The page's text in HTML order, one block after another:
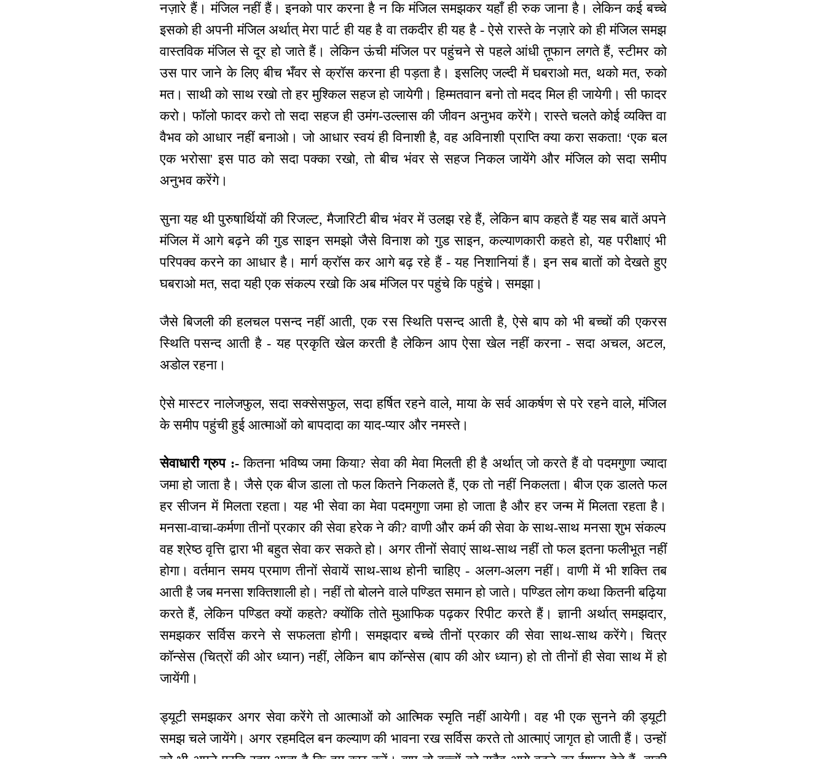
नज़ारे हैं। मंजिल नहीं हैं। इनको पार करना है न कि मंजिल समझकर यहाँ ही रुक जाना है। लेकिन कई बच्चे
इसको ही अपनी मंजिल अर्थात् मेरा पार्ट ही यह है वा तकदीर ही यह है - ऐसे रास्ते के नज़ारे को ही मंजिल समझ
वास्तविक मंजिल से दूर हो जाते हैं। लेकिन ऊंची मंजिल पर पहुंचने से पहले आंधी त़ूफान लगते हैं, स्टीमर को
उस पार जाने के लिए बीच भँवर से क्रॉस करना ही पड़ता है। इसलिए जल्दी में घबराओ मत, थको मत, रुको
मत। साथी को साथ रखो तो हर मुश्किल सहज हो जायेगी। हिम्मतवान बनो तो मदद मिल ही जायेगी। सी फादर
करो। फॉलो फादर करो तो सदा सहज ही उमंग-उल्लास की जीवन अनुभव करेंगे। रास्ते चलते कोई व्यक्ति वा
वैभव को आधार नहीं बनाओ। जो आधार स्वयं ही विनाशी है, वह अविनाशी प्राप्ति क्या करा सकता! ‘एक बल
एक भरोसा' इस पाठ को सदा पक्का रखो, तो बीच भंवर से सहज निकल जायेंगे और मंजिल को सदा समीप
अनुभव करेंगे।
सुना यह थी पुरुषार्थियों की रिजल्ट, मैजारिटी बीच भंवर में उलझ रहे हैं, लेकिन बाप कहते हैं यह सब बातें अपने
मंजिल में आगे बढ़ने की गुड साइन समझो जैसे विनाश को गुड साइन, कल्याणकारी कहते हो, यह परीक्षाएं भी
परिपक्व करने का आधार है। मार्ग क्रॉस कर आगे बढ़ रहे हैं - यह निशानियां हैं। इन सब बातों को देखते हुए
घबराओ मत, सदा यही एक संकल्प रखो कि अब मंजिल पर पहुंचे कि पहुंचे। समझा।
जैसे बिजली की हलचल पसन्द नहीं आती, एक रस स्थिति पसन्द आती है, ऐसे बाप को भी बच्चों की एकरस
स्थिति पसन्द आती है - यह प्रकृति खेल करती है लेकिन आप ऐसा खेल नहीं करना - सदा अचल, अटल,
अडोल रहना।
ऐसे मास्टर नालेजफुल, सदा सक्सेसफुल, सदा हर्षित रहने वाले, माया के सर्व आकर्षण से परे रहने वाले, मंजिल
के समीप पहुंची हुई आत्माओं को बापदादा का याद-प्यार और नमस्ते।
सेवाधारी ग्रुप :-कितना भविष्य जमा किया? सेवा की मेवा मिलती ही है अर्थात् जो करते हैं वो पदमगुणा ज्यादा
जमा हो जाता है। जैसे एक बीज डाला तो फल कितने निकलते हैं, एक तो नहीं निकलता। बीज एक डालते फल
हर सीजन में मिलता रहता। यह भी सेवा का मेवा पदमगुणा जमा हो जाता है और हर जन्म में मिलता रहता है।
मनसा-वाचा-कर्मणा तीनों प्रकार की सेवा हरेक ने की? वाणी और कर्म की सेवा के साथ-साथ मनसा शुभ संकल्प
वह श्रेष्ठ वृत्ति द्वारा भी बहुत सेवा कर सकते हो। अगर तीनों सेवाएं साथ-साथ नहीं तो फल इतना फलीभूत नहीं
होगा। वर्तमान समय प्रमाण तीनों सेवायें साथ-साथ होनी चाहिए - अलग-अलग नहीं। वाणी में भी शक्ति तब
आती है जब मनसा शक्तिशाली हो। नहीं तो बोलने वाले पण्डित समान हो जाते। पण्डित लोग कथा कितनी बढ़िया
करते हैं, लेकिन पण्डित क्यों कहते? क्योंकि तोते मुआफिक पढ़कर रिपीट करते हैं। ज्ञानी अर्थात् समझदार,
समझकर सर्विस करने से सफलता होगी। समझदार बच्चे तीनों प्रकार की सेवा साथ-साथ करेंगे। चित्र
कॉन्सेस (चित्रों की ओर ध्यान) नहीं, लेकिन बाप कॉन्सेस (बाप की ओर ध्यान) हो तो तीनों ही सेवा साथ में हो
जायेंगी।
ड्यूटी समझकर अगर सेवा करेंगे तो आत्माओं को आत्मिक स्मृति नहीं आयेगी। वह भी एक सुनने की ड्यूटी
समझ चले जायेंगे। अगर रहमदिल बन कल्याण की भावना रख सर्विस करते तो आत्माएं जागृत हो जाती हैं। उन्हों